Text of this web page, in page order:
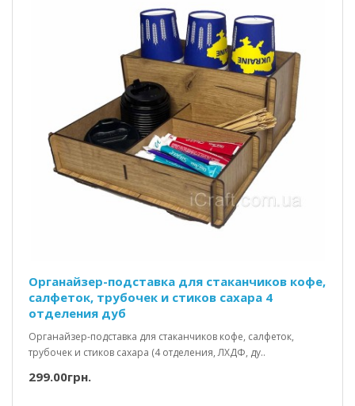
Органайзер-подставка для стаканчиков кофе,
салфеток, трубочек и стиков сахара 4
отделения дуб
Органайзер-подставка для стаканчиков кофе, салфеток,
трубочек и стиков сахара (4 отделения, ЛХДФ, ду..
299.00грн.